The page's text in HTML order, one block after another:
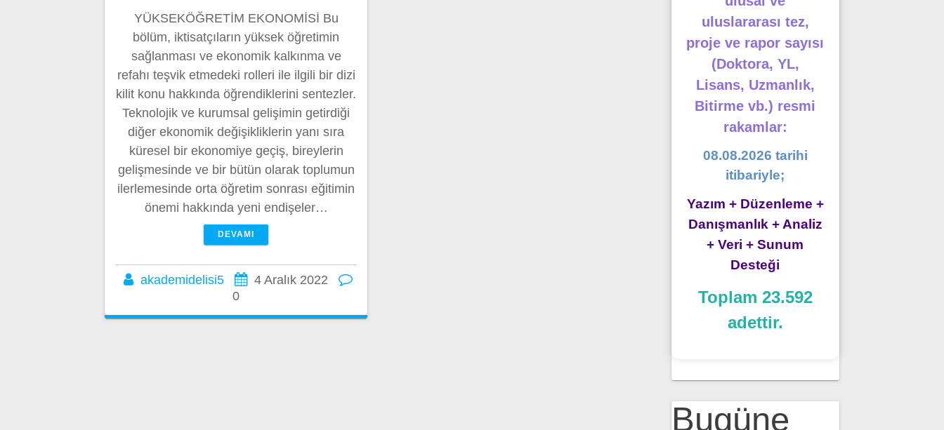
YÜKSEKÖĞRETİM EKONOMİSİ Bu
bölüm, iktisatçıların yüksek öğretimin
sağlanması ve ekonomik kalkınma ve
refahı teşvik etmedeki rolleri ile ilgili bir dizi
kilit konu hakkında öğrendiklerini sentezler.
Teknolojik ve kurumsal gelişimin getirdiği
diğer ekonomik değişikliklerin yanı sıra
küresel bir ekonomiye geçiş, bireylerin
gelişmesinde ve bir bütün olarak toplumun
ilerlemesinde orta öğretim sonrası eğitimin
önemi hakkında yeni endişeler…
DEVAMI
akademidelisi5
4 Aralık 2022
0
uluslararası tez,
proje ve rapor sayısı
(Doktora, YL,
Lisans, Uzmanlık,
Bitirme vb.) resmi
rakamlar:
08.08.2026 tarihi
itibariyle;
Yazım + Düzenleme +
Danışmanlık + Analiz
+ Veri + Sunum
Desteği
Toplam 23.592
adettir.
Bugüne